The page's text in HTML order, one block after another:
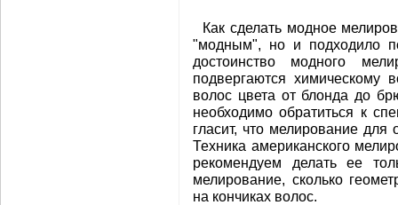
Как сделать модное
"модным", но и подходило
достоинство модного
подвергаются химическому
волос цвета от блонда до
необходимо обратиться к
гласит, что мелирование
Техника американского
рекомендуем делать ее
мелирование, сколько
на кончиках волос.